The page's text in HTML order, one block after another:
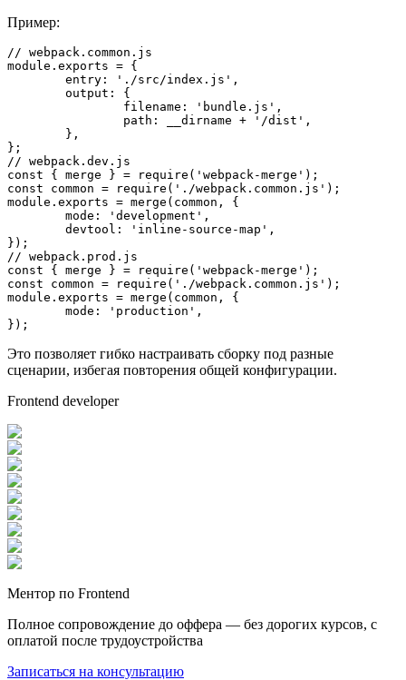
Пример:
// webpack.common.js
module . exports = {
entry : './src/index.js' ,
output : {
filename : 'bundle.js' ,
path : __dirname + '/dist' ,
// webpack.dev.js
const { merge } = require ( 'webpack-merge'
const common = require ( './webpack.common.js'
module . exports = merge (common, {
mode : 'development' ,
devtool : 'inline-source-map' ,
// webpack.prod.js
const { merge } = require ( 'webpack-merge'
const common = require ( './webpack.common.js'
module . exports = merge (common, {
mode : 'production' ,
});
Это позволяет гибко настраивать сборку под разные
сценарии, избегая повторения общей конфигурации.
Frontend developer
Ментор по Frontend
Полное сопровождение до оффера — без дорогих курсов, с
оплатой после трудоустройства
Записаться на консультацию